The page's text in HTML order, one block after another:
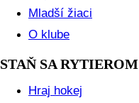
Mladší žiaci
O klube
STAŇ SA RYTIEROM
Hraj hokej